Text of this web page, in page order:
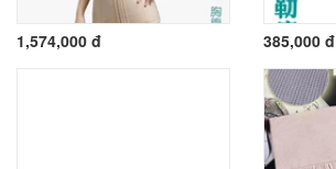
1,574,000 đ 385,000 đ